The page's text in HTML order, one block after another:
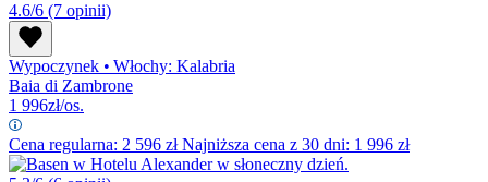
4.6/6 (7 opinii)
Wypoczynek • Włochy: Kalabria
Baia di Zambrone
1 996zł/os.
Cena regularna: 2 596 złNajniższa cena z 30 dni: 1 996 zł